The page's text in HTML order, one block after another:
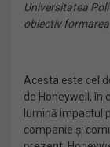
Universitatea
obiectiv
Acesta este cel
de Honeywell, în
lumină impactul
companie și